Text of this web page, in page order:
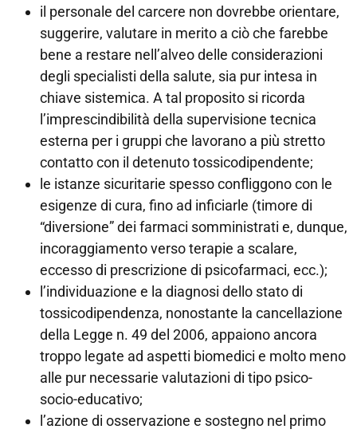
il personale del carcere non dovrebbe orientare,
suggerire, valutare in merito a ciò che farebbe
bene a restare nell’alveo delle considerazioni
degli specialisti della salute, sia pur intesa in
chiave sistemica. A tal proposito si ricorda
l’imprescindibilità della supervisione tecnica
esterna per i gruppi che lavorano a più stretto
contatto con il detenuto tossicodipendente;
le istanze sicuritarie spesso confliggono con le
esigenze di cura, fino ad inficiarle (timore di
“diversione” dei farmaci somministrati e, dunque,
incoraggiamento verso terapie a scalare,
eccesso di prescrizione di psicofarmaci, ecc.);
l’individuazione e la diagnosi dello stato di
tossicodipendenza, nonostante la cancellazione
della Legge n. 49 del 2006, appaiono ancora
troppo legate ad aspetti biomedici e molto meno
alle pur necessarie valutazioni di tipo psico-
socio-educativo;
l’azione di osservazione e sostegno nel primo